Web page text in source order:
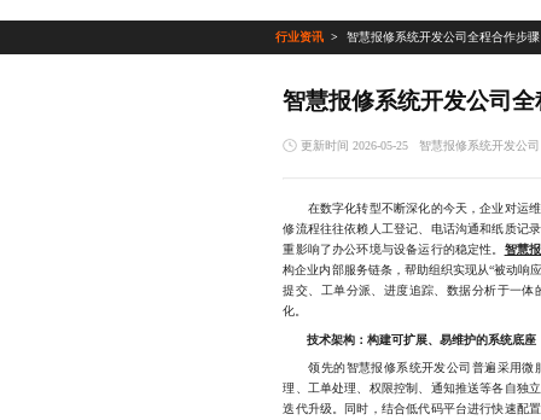
行业资讯 智慧报修系统开发公司全程合作步骤
智慧报修系统开发公司
更新时间 2026-05-25 智慧报修系统开发公司
在数字化转型不断深化的今天，企业对运维
修流程往往依赖人工登记、电话沟通和纸质记
重影响了办公环境与设备运行的稳定性。 智慧
构企业内部服务链条，帮助组织实现从“被动响
提交、工单分派、进度追踪、数据分析于一
化。
技术架构：构建可扩展、易维护的系统底座
领先的智慧报修系统开发公司普遍采用微
理、工单处理、权限控制、通知推送等各自独
迭代升级。同时，结合低代码平台进行快速配